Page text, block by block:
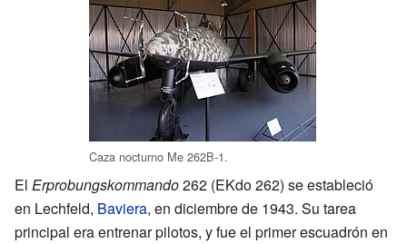
Caza nocturno Me 262B-1.
El Erprobungskommando262 (EKdo 262) se estableció
en Lechfeld, Baviera, en diciembre de 1943. Su tarea
principal era entrenar pilotos, y fue el primer escuadrón en